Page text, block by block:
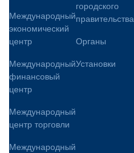
Международный
экономический
центр
Международный
финансовый
центр
Международный
центр торговли
Международный
городского
правительства
Органы
Установки